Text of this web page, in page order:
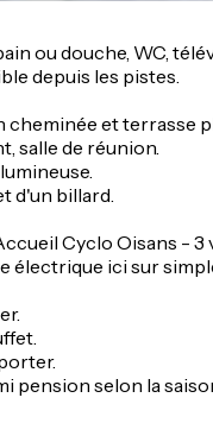
ou douche, WC,
depuis les pistes.
cheminée et terrasse
salle de réunion.
d'un billard.
Cyclo Oisans -
électrique ici sur
pension selon la